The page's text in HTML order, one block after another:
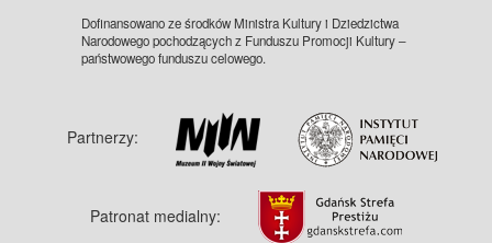
Dofinansowano ze środków Ministra Kultury i Dziedzictwa
Narodowego pochodzących z Funduszu Promocji Kultury –
państwowego funduszu celowego.
Partnerzy:
Patronat medialny: